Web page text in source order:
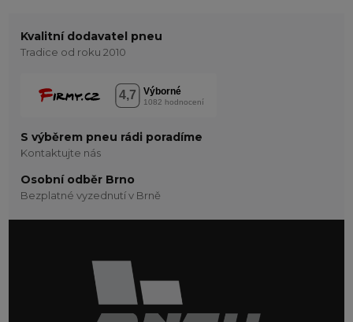
Kvalitní dodavatel pneu
Tradice od roku 2010
S výběrem pneu rádi poradíme
Kontaktujte nás
Osobní odběr Brno
Bezplatné vyzednutí v Brně